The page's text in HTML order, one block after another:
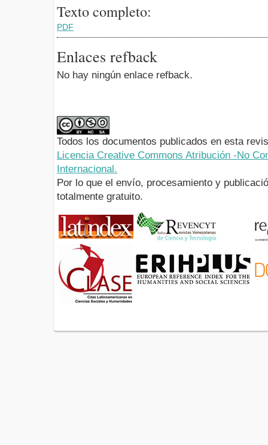
Texto completo:
PDF
Enlaces refback
No hay ningún enlace refback.
Todos los documentos publicados en esta
Licencia Creative Commons Atribución -No
Internacional.
Por lo que el envío, procesamiento y
totalmente gratuito.